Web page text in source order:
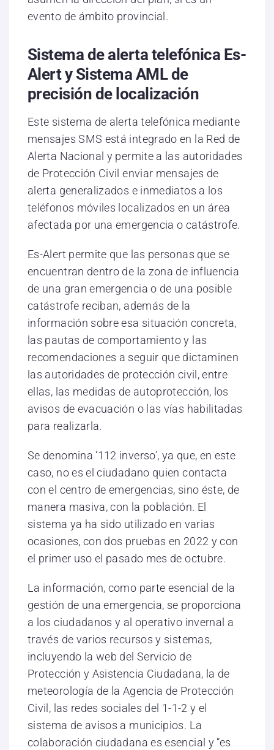
evento de ámbito provincial.
Sistema de alerta telefónica Es-
Alert y Sistema AML de
precisión de localización
Este sistema de alerta telefónica mediante
mensajes SMS está integrado en la Red de
Alerta Nacional y permite a las autoridades
de Protección Civil enviar mensajes de
alerta generalizados e inmediatos a los
teléfonos móviles localizados en un área
afectada por una emergencia o catástrofe.
Es-Alert permite que las personas que se
encuentran dentro de la zona de influencia
de una gran emergencia o de una posible
catástrofe reciban, además de la
información sobre esa situación concreta,
las pautas de comportamiento y las
recomendaciones a seguir que dictaminen
las autoridades de protección civil, entre
ellas, las medidas de autoprotección, los
avisos de evacuación o las vías habilitadas
para realizarla.
Se denomina ‘112 inverso’, ya que, en este
caso, no es el ciudadano quien contacta
con el centro de emergencias, sino éste, de
manera masiva, con la población. El
sistema ya ha sido utilizado en varias
ocasiones, con dos pruebas en 2022 y con
el primer uso el pasado mes de octubre.
La información, como parte esencial de la
gestión de una emergencia, se proporciona
a los ciudadanos y al operativo invernal a
través de varios recursos y sistemas,
incluyendo la web del Servicio de
Protección y Asistencia Ciudadana, la de
meteorología de la Agencia de Protección
Civil, las redes sociales del 1-1-2 y el
sistema de avisos a municipios. La
colaboración ciudadana es esencial y “es